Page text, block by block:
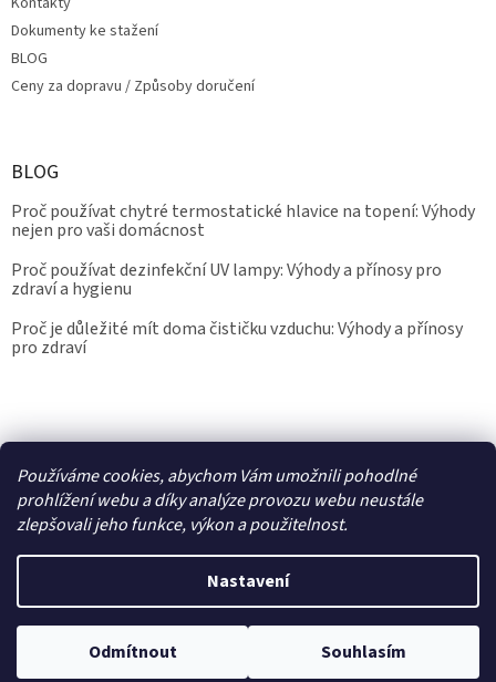
Používáme cookies, abychom Vám umožnili pohodlné
prohlížení webu a díky analýze provozu webu neustále
zlepšovali jeho funkce, výkon a použitelnost.
Nastavení
Odmítnout Souhlasím
Dokumenty ke stažení
BLOG
Ceny za dopravu / Způsoby doručení
BLOG
Proč používat chytré termostatické hlavice na topení: Výhody
nejen pro vaši domácnost
Proč používat dezinfekční UV lampy: Výhody a přínosy pro
zdraví a hygienu
Proč je důležité mít doma čističku vzduchu: Výhody a přínosy
pro zdraví
Vytvořil Shoptet
Copyright 2026Epřístroje.cz. Všechna práva vyhrazena.Upravit